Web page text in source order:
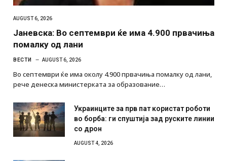
AUGUST 6, 2026
Јаневска: Во септември ќе има 4.900 првачиња
помалку од лани
ВЕСТИ AUGUST 6, 2026
Во септември ќе има околу 4.900 првачиња помалку од лани,
рече денеска министерката за образование…
Украинците за прв пат користат роботи
во борба: ги спуштија зад руските линии
со дрон
AUGUST 4, 2026